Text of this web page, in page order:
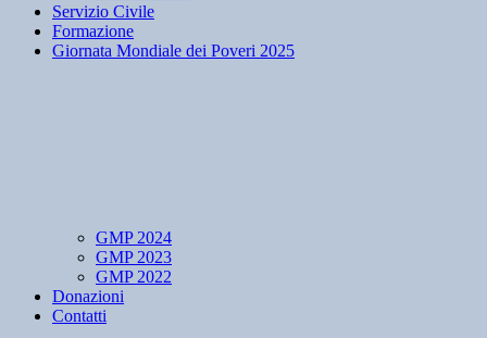
Servizio Civile
Formazione
Giornata Mondiale dei Poveri 2025
GMP 2024
GMP 2023
GMP 2022
Donazioni
Contatti